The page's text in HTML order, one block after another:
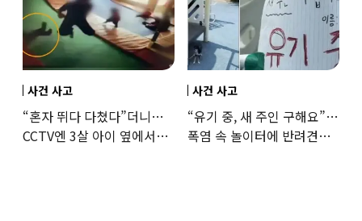
사건 사고
“혼자 뛰다 다쳤다”더니…
CCTV엔 3살 아이 옆에서
사건 사고
“유기 중, 새 주인 구해요”…
폭염 속 놀이터에 반려견